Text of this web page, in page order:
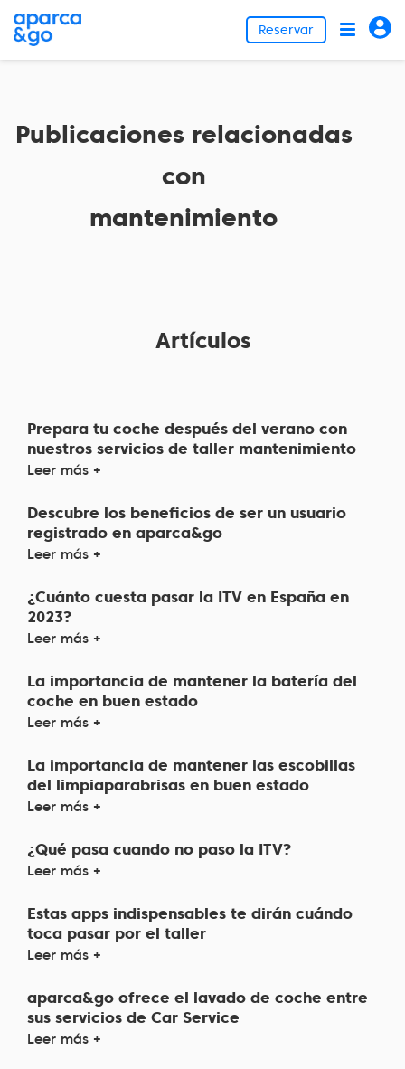
Reservar
Publicaciones relacionadas
con
mantenimiento
Artículos
Prepara tu coche después del verano con
nuestros servicios de taller mantenimiento
Leer más +
Descubre los beneficios de ser un usuario
registrado en aparca&go
Leer más +
¿Cuánto cuesta pasar la ITV en España en
2023?
Leer más +
La importancia de mantener la batería del
coche en buen estado
Leer más +
La importancia de mantener las escobillas
del limpiaparabrisas en buen estado
Leer más +
¿Qué pasa cuando no paso la ITV?
Leer más +
Estas apps indispensables te dirán cuándo
toca pasar por el taller
Leer más +
aparca&go ofrece el lavado de coche entre
sus servicios de Car Service
Leer más +